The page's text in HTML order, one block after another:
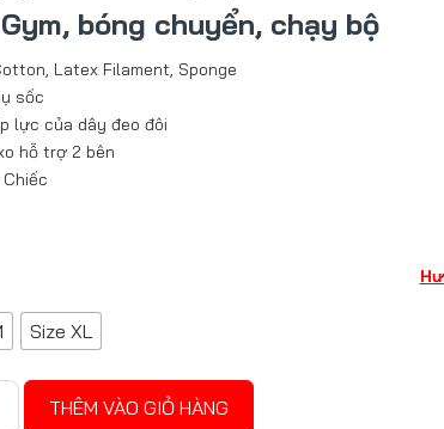
bóng chuyển, chạy bộ
Latex Filament, Sponge
sốc
lực của dây đeo đôi
hỗ trợ 2 bên
Size XL
THÊM VÀO GIỎ HÀNG